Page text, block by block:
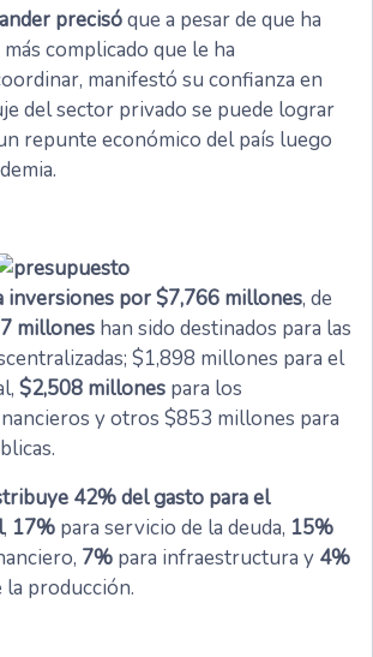
precisóque a pesar de que ha
complicado que le ha
manifestó su confianza en
del sector privado se puede lograr
repunte económico del país luego
inversiones por $7,766 millones, de
millones han sido destinados para las
$1,898 millones para el
$2,508 millones para los
y otros $853 millones para
42% del gasto para el
, 17% para servicio de la deuda, 15%
7% para infraestructura y 4%
la producción.